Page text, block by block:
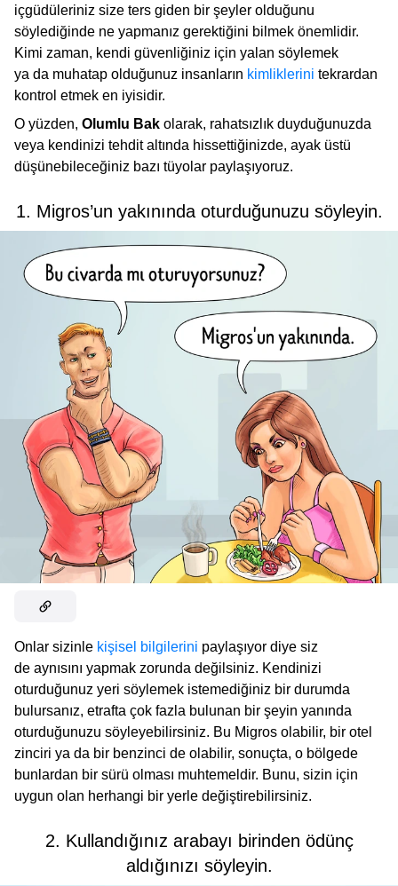
içgüdüleriniz size ters giden bir şeyler olduğunu
söylediğinde ne yapmanız gerektiğini bilmek önemlidir.
Kimi zaman, kendi güvenliğiniz için yalan söylemek
ya da muhatap olduğunuz insanların kimliklerini tekrardan
kontrol etmek en iyisidir.
O yüzden, Olumlu Bak olarak, rahatsızlık duyduğunuzda
veya kendinizi tehdit altında hissettiğinizde, ayak üstü
düşünebileceğiniz bazı tüyolar paylaşıyoruz.
1. Migros’un yakınında oturduğunuzu söyleyin.
Onlar sizinle kişisel bilgilerini paylaşıyor diye siz
de aynısını yapmak zorunda değilsiniz. Kendinizi
oturduğunuz yeri söylemek istemediğiniz bir durumda
bulursanız, etrafta çok fazla bulunan bir şeyin yanında
oturduğunuzu söyleyebilirsiniz. Bu Migros olabilir, bir otel
zinciri ya da bir benzinci de olabilir, sonuçta, o bölgede
bunlardan bir sürü olması muhtemeldir. Bunu, sizin için
uygun olan herhangi bir yerle değiştirebilirsiniz.
2. Kullandığınız arabayı birinden ödünç
aldığınızı söyleyin.